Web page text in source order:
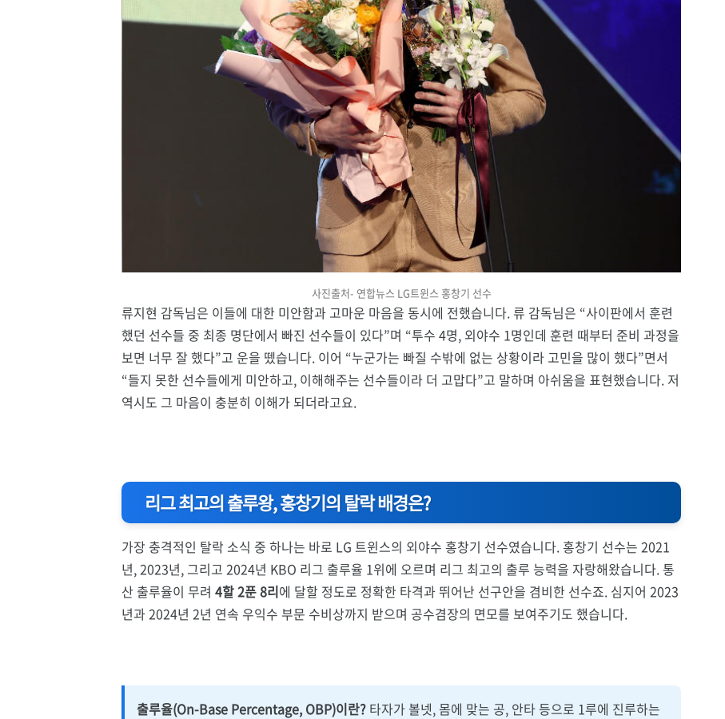
사진출처- 연합뉴스 LG트윈스 홍창기 선수
류지현 감독님은 이들에 대한 미안함과 고마운 마음을 동시에 전했습니다. 류 감독님은 “사이판에서 훈련
했던 선수들 중 최종 명단에서 빠진 선수들이 있다”며 “투수 4명, 외야수 1명인데 훈련 때부터 준비 과정을
보면 너무 잘 했다”고 운을 뗐습니다. 이어 “누군가는 빠질 수밖에 없는 상황이라 고민을 많이 했다”면서
“들지 못한 선수들에게 미안하고, 이해해주는 선수들이라 더 고맙다”고 말하며 아쉬움을 표현했습니다. 저
역시도 그 마음이 충분히 이해가 되더라고요.
리그 최고의 출루왕, 홍창기의 탈락 배경은?
가장 충격적인 탈락 소식 중 하나는 바로 LG 트윈스의 외야수 홍창기 선수였습니다. 홍창기 선수는 2021
년, 2023년, 그리고 2024년 KBO 리그 출루율 1위에 오르며 리그 최고의 출루 능력을 자랑해왔습니다. 통
산 출루율이 무려 4할 2푼 8리에 달할 정도로 정확한 타격과 뛰어난 선구안을 겸비한 선수죠. 심지어 2023
년과 2024년 2년 연속 우익수 부문 수비상까지 받으며 공수겸장의 면모를 보여주기도 했습니다.
출루율(On-Base Percentage, OBP)이란? 타자가 볼넷, 몸에 맞는 공, 안타 등으로 1루에 진루하는